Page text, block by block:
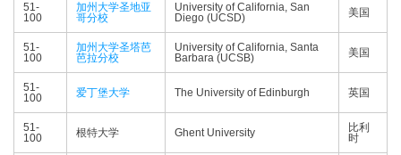
51-
100
加州大学圣地亚
哥分校
University of California, San
Diego (UCSD)
美国
51-
100
加州大学圣塔芭
芭拉分校
University of California, Santa
Barbara (UCSB)
美国
51-
100
爱丁堡大学 The University of Edinburgh 英国
51-
100
根特大学 Ghent University
比利
时